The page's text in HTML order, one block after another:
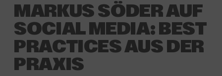
MARKUS SÖDER AUF
SOCIAL MEDIA: BEST
PRACTICES AUS DER
PRAXIS